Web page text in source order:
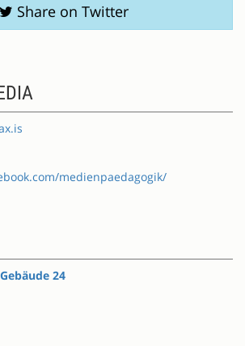
Share on Twitter
medienpaedagogik/
24